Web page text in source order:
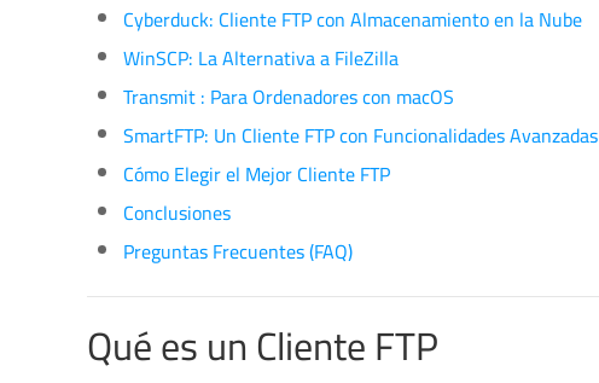
Cyberduck: Cliente FTP con Almacenamiento en la Nube
WinSCP: La Alternativa a FileZilla
Transmit : Para Ordenadores con macOS
SmartFTP: Un Cliente FTP con Funcionalidades Avanzadas
Cómo Elegir el Mejor Cliente FTP
Conclusiones
Preguntas Frecuentes (FAQ)
Qué es un Cliente FTP